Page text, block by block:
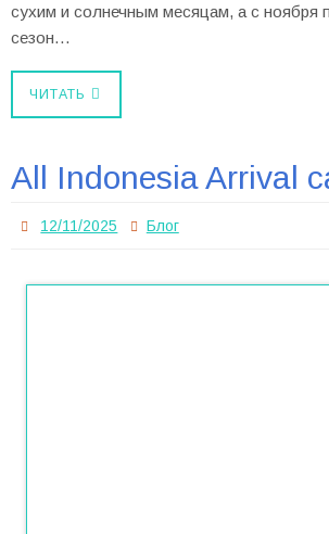
сухим и солнечным месяцам, а с ноября
сезон…
ЧИТАТЬ
All Indonesia Arrival
12/11/2025 Блог